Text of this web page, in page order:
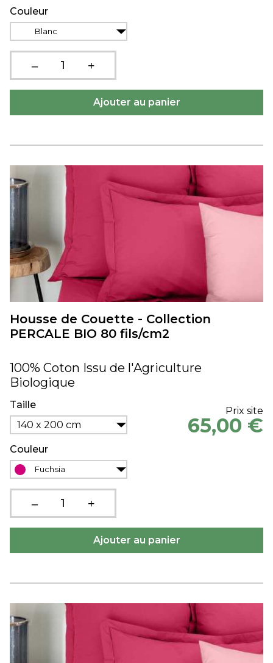
Couleur
Blanc
Housse de Couette - Collection
PERCALE BIO 80 fils/cm2
100% Coton Issu de l'Agriculture
Biologique
Taille
140 x 200 cm
Couleur
Fuchsia
Prix site
65,00 €